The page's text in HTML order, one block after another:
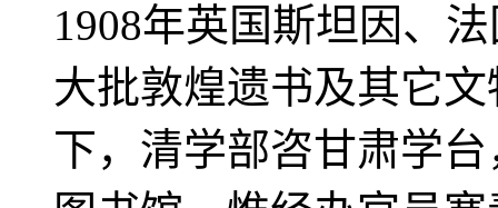
1908年英国斯坦因、
大批敦煌遗书及其它
下，清学部咨甘肃学